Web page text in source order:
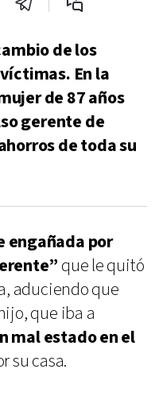
de los
En la
de 87 años
gerente de
de toda su
engañada por
que le quitó
aduciendo que
que iba a
mal estado en el
su casa.